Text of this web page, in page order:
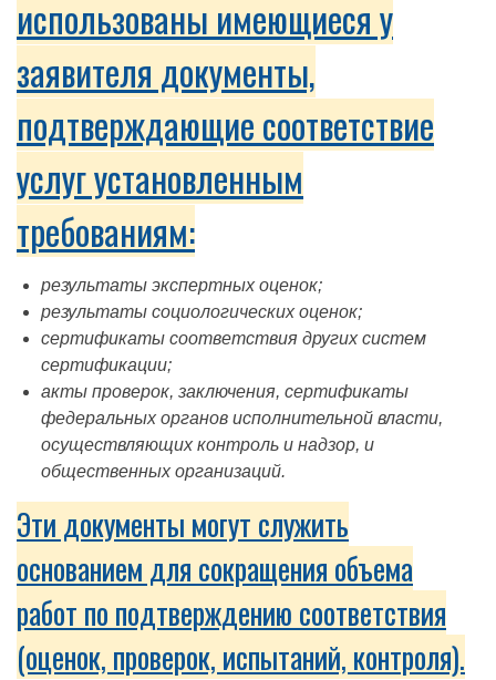
использованы имеющиеся у
заявителя документы,
подтверждающие соответствие
услуг установленным
требованиям:
результаты экспертных оценок;
результаты социологических оценок;
сертификаты соответствия других систем
сертификации;
акты проверок, заключения, сертификаты
федеральных органов исполнительной власти,
осуществляющих контроль и надзор, и
общественных организаций.
Эти документы могут служить
основанием для сокращения объема
работ по подтверждению соответствия
(оценок, проверок, испытаний, контроля).